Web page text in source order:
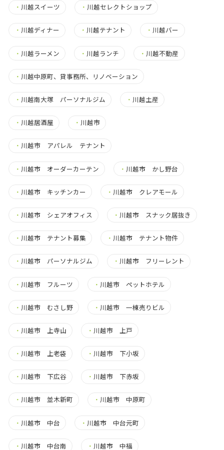
・ 川越スイーツ ・ 川越セレクトショップ
・ 川越ディナー ・ 川越テナント ・ 川越バー
・ 川越ラーメン ・ 川越ランチ ・ 川越不動産
・ 川越中原町、貸事務所、リノベーション
・ 川越南大塚 パーソナルジム ・ 川越土産
・ 川越居酒屋 ・ 川越市
・ 川越市 アパレル テナント
・ 川越市 オーダーカーテン ・ 川越市 かし野台
・ 川越市 キッチンカー ・ 川越市 クレアモール
・ 川越市 シェアオフィス ・ 川越市 スナック居抜き
・ 川越市 テナント募集 ・ 川越市 テナント物件
・ 川越市 パーソナルジム ・ 川越市 フリーレント
・ 川越市 フルーツ ・ 川越市 ペットホテル
・ 川越市 むさし野 ・ 川越市 一棟売りビル
・ 川越市 上寺山 ・ 川越市 上戸
・ 川越市 上老袋 ・ 川越市 下小坂
・ 川越市 下広谷 ・ 川越市 下赤坂
・ 川越市 並木新町 ・ 川越市 中原町
・ 川越市 中台 ・ 川越市 中台元町
・ 川越市 中台南 ・ 川越市 中福